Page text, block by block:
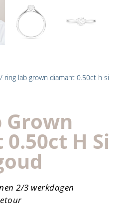
/ ring lab grown diamant 0.50ct h si
Grown
H Si
2/3 werkdagen